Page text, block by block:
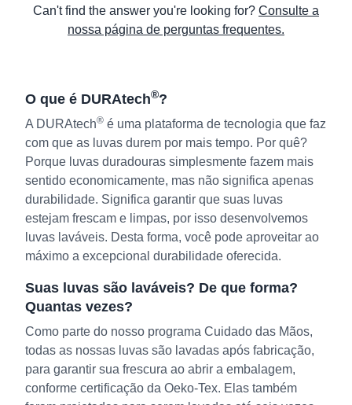
Can't find the answer you're looking for? Consulte a
nossa página de perguntas frequentes.
O que é DURAtech®?
A DURAtech® é uma plataforma de tecnologia que faz
com que as luvas durem por mais tempo. Por quê?
Porque luvas duradouras simplesmente fazem mais
sentido economicamente, mas não significa apenas
durabilidade. Significa garantir que suas luvas
estejam frescam e limpas, por isso desenvolvemos
luvas laváveis. Desta forma, você pode aproveitar ao
máximo a excepcional durabilidade oferecida.
Suas luvas são laváveis? De que forma?
Quantas vezes?
Como parte do nosso programa Cuidado das Mãos,
todas as nossas luvas são lavadas após fabricação,
para garantir sua frescura ao abrir a embalagem,
conforme certificação da Oeko-Tex. Elas também